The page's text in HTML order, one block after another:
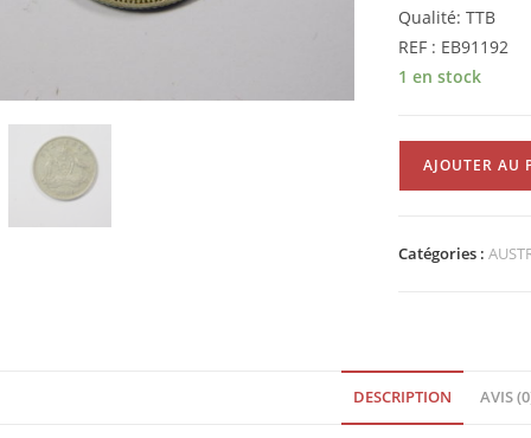
Qualité: TTB
REF : EB91192
1 en stock
1946
TTB
AJOUTER AU
Catégories :
DESCRIPTION AVIS